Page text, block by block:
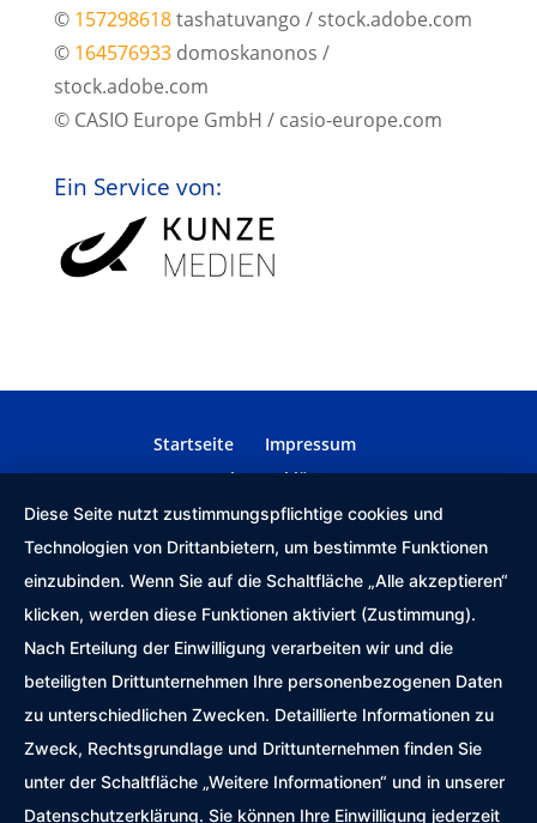
© 157298618tashatuvango / stock.adobe.com
© 164576933domoskanonos /
stock.adobe.com
© CASIO Europe GmbH / casio-europe.com
Ein Service von:
Startseite
Impressum
Datenschutzerklärung
Diese Seite nutzt zustimmungspflichtige cookies und
Technologien von Drittanbietern, um bestimmte Funktionen
einzubinden. Wenn Sie auf die Schaltfläche „Alle akzeptieren“
klicken, werden diese Funktionen aktiviert (Zustimmung).
Nach Erteilung der Einwilligung verarbeiten wir und die
beteiligten Drittunternehmen Ihre personenbezogenen Daten
zu unterschiedlichen Zwecken. Detaillierte Informationen zu
Zweck, Rechtsgrundlage und Drittunternehmen finden Sie
unter der Schaltfläche „Weitere Informationen“ und in unserer
Datenschutzerklärung. Sie können Ihre Einwilligung jederzeit